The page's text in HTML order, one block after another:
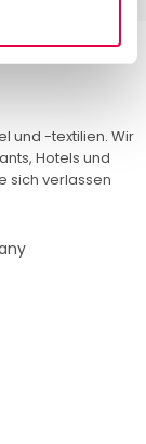
und -textilien. Wir
Hotels und
sich verlassen